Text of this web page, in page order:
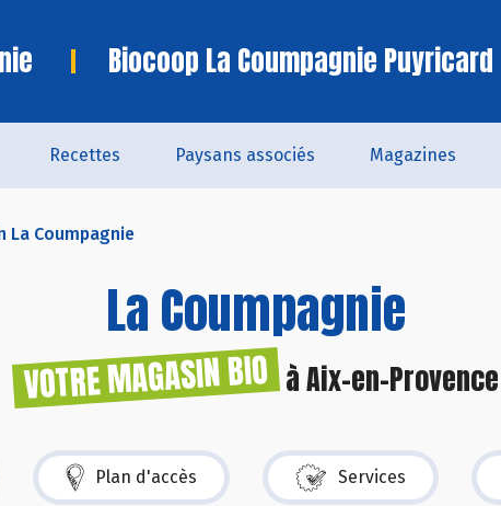
Biocoop La Coumpagnie Puyricard
Recettes Paysans associés Magazines
La Coumpagnie
La Coumpagnie
VOTRE MAGASIN BIO à Aix-en-Provence
Plan d'accès Services